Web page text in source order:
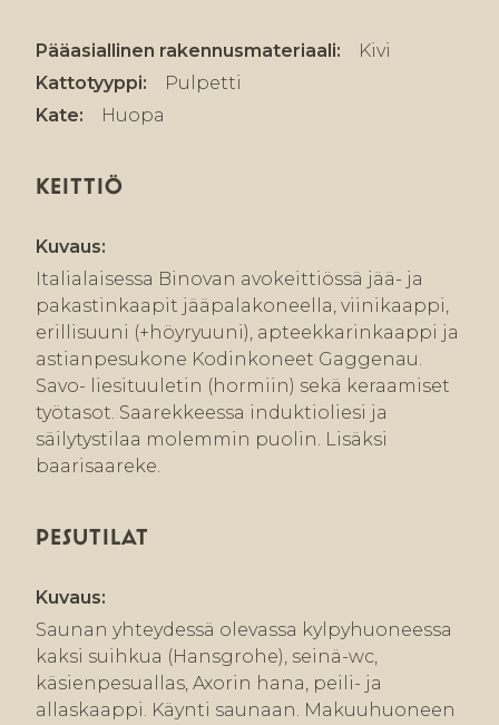
Pääasiallinen rakennusmateriaali:
Kivi
Kattotyyppi:
Pulpetti
Kate:
Huopa
KEITTIÖ
Kuvaus:
Italialaisessa Binovan avokeittiössä jää- ja
pakastinkaapit jääpalakoneella, viinikaappi,
erillisuuni (+höyryuuni), apteekkarinkaappi ja
astianpesukone Kodinkoneet Gaggenau.
Savo- liesituuletin (hormiin) sekä keraamiset
työtasot. Saarekkeessa induktioliesi ja
säilytystilaa molemmin puolin. Lisäksi
baarisaareke.
PESUTILAT
Kuvaus:
Saunan yhteydessä olevassa kylpyhuoneessa
kaksi suihkua (Hansgrohe), seinä-wc,
käsienpesuallas, Axorin hana, peili- ja
allaskaappi. Käynti saunaan. Makuuhuoneen